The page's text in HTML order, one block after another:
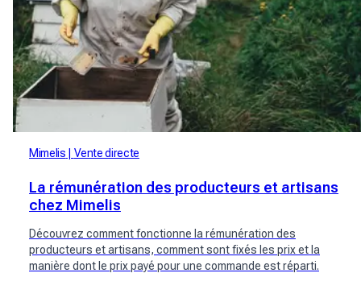
Mimelis Vente directe
La rémunération des producteurs et artisans
chez Mimelis
Découvrez comment fonctionne la rémunération des
producteurs et artisans, comment sont fixés les prix et la
manière dont le prix payé pour une commande est réparti.